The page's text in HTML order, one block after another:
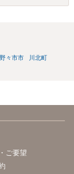
野々市市
川北町
ご要望